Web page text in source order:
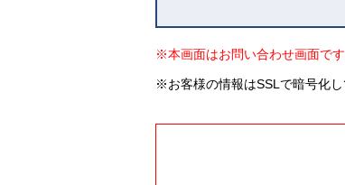
※本画面はお問い合わせ画面で
※お客様の情報はSSLで暗号化